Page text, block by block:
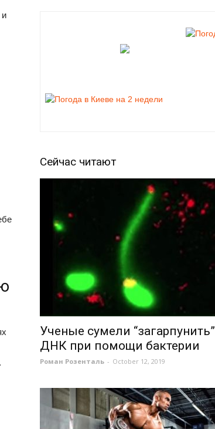
и
Сейчас читают
Ученые сумели “загарпунить”
ДНК при помощи бактерии
Роман Розенталь - October 12, 2019